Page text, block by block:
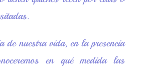
de nuestra vida, en la presencia
en qué medida las